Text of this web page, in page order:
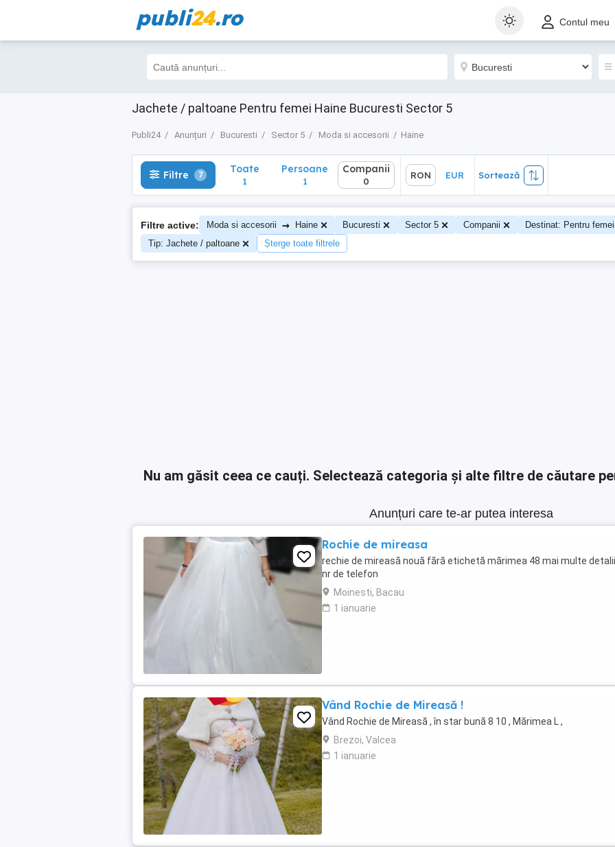
publi24.ro Contul meu
Jachete / paltoane Pentru femei Haine Bucuresti Sector 5
Publi24 Anunțuri Bucuresti Sector 5 Moda si accesorii Haine
Filtre 7 Toate
1
Sortează
Filtre 7 Toate
1
Persoane
1
Companii
0
RON EUR Sortează
Filtre active: Moda si accesorii → Haine Bucuresti Sector 5 Companii
Destinat: Pentru femei
Tip: Jachete / paltoane
Șterge toate filtrele
Nu am găsit ceea ce cauți. Selectează categoria și alte filtre de căutare
Anunțuri care te-ar putea interesa
Rochie de mireasa
rechie de mireasă nouă fără etichetă mărimea 48 mai multe
nr de telefon
Moinesti, Bacau
1 ianuarie
Vând Rochie de Mireasă !
Vând Rochie de Mireasă , în star bună 8 10 , Mărimea L ,
Brezoi, Valcea
1 ianuarie